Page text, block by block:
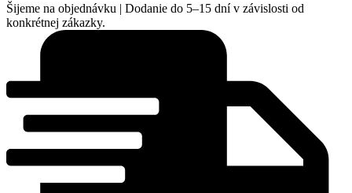
Šijeme na objednávku | Dodanie do 5–15 dní v závislosti od
konkrétnej zákazky.